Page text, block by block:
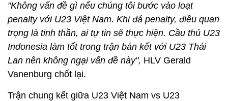
"Không vấn đề gì nếu chúng tôi bước vào loạt
penalty với U23 Việt Nam. Khi đá penalty, điều quan
trọng là tinh thần, ai tự tin sẽ thực hiện. Cầu thủ U23
Indonesia làm tốt trong trận bán kết với U23 Thái
Lan nên không ngại vấn đề này", HLV Gerald
Vanenburg chốt lại.
Trận chung kết giữa U23 Việt Nam vs U23